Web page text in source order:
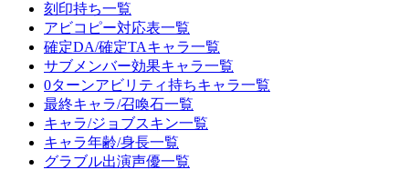
刻印持ち一覧
アビコピー対応表一覧
確定DA/確定TAキャラ一覧
サブメンバー効果キャラ一覧
0ターンアビリティ持ちキャラ一覧
最終キャラ/召喚石一覧
キャラ/ジョブスキン一覧
キャラ年齢/身長一覧
グラブル出演声優一覧